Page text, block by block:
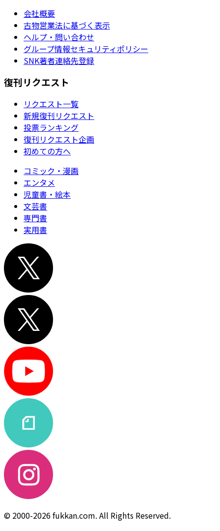
会社概要
古物営業法に基づく表示
ヘルプ・問い合わせ
グループ情報セキュリティポリシー
SNK著者連絡先登録
復刊リクエスト
リクエスト一覧
新規復刊リクエスト
投票ランキング
復刊リクエスト企画
初めての方へ
コミック・漫画
エンタメ
児童書・絵本
文芸書
専門書
実用書
© 2000-2026 fukkan.com. All Rights Reserved.